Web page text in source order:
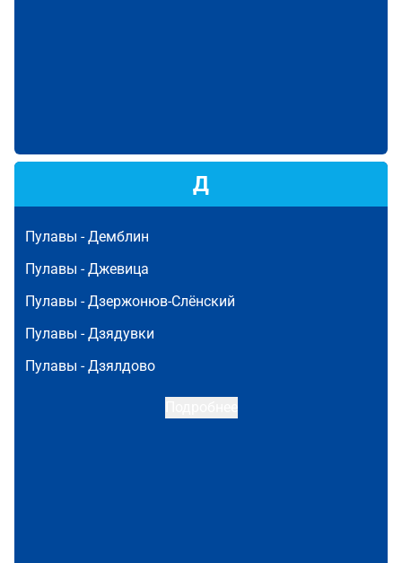
Д
Пулавы -Демблин
Пулавы -Джевица
Пулавы -Дзержонюв-Слёнский
Пулавы -Дзядувки
Пулавы -Дзялдово